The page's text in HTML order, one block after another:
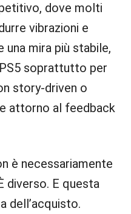
dove molti
vibrazioni e
una mira più stabile,
soprattutto per
story-driven o
attorno al feedback
è necessariamente
diverso. E questa
dell’acquisto.